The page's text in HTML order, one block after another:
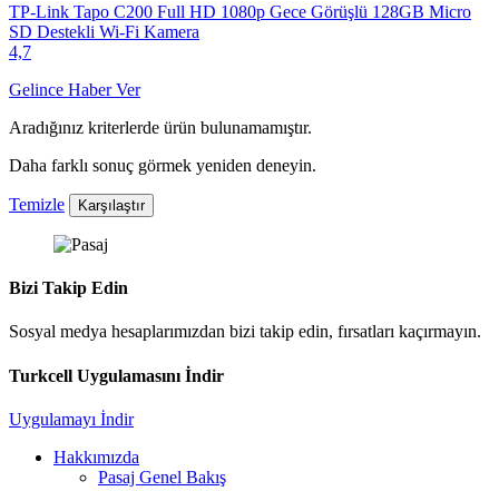
TP-Link Tapo C200 Full HD 1080p Gece Görüşlü 128GB Micro
SD Destekli Wi-Fi Kamera
4,7
Gelince Haber Ver
Aradığınız kriterlerde ürün bulunamamıştır.
Daha farklı sonuç görmek yeniden deneyin.
Temizle Karşılaştır
Bizi Takip Edin
Sosyal medya hesaplarımızdan bizi takip edin, fırsatları kaçırmayın.
Turkcell Uygulamasını İndir
Uygulamayı İndir
Hakkımızda
Pasaj Genel Bakış